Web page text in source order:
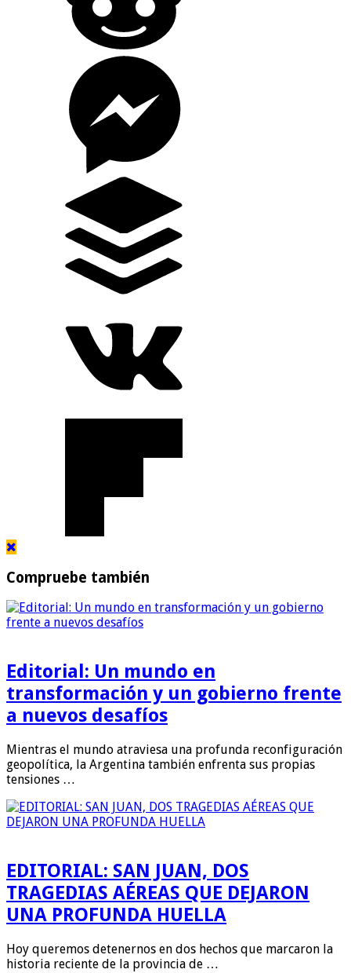
Compruebe también
Editorial: Un mundo en
transformación y un gobierno frente
a nuevos desafíos
Mientras el mundo atraviesa una profunda reconfiguración
geopolítica, la Argentina también enfrenta sus propias
tensiones …
EDITORIAL: SAN JUAN, DOS
TRAGEDIAS AÉREAS QUE DEJARON
UNA PROFUNDA HUELLA
Hoy queremos detenernos en dos hechos que marcaron la
historia reciente de la provincia de …